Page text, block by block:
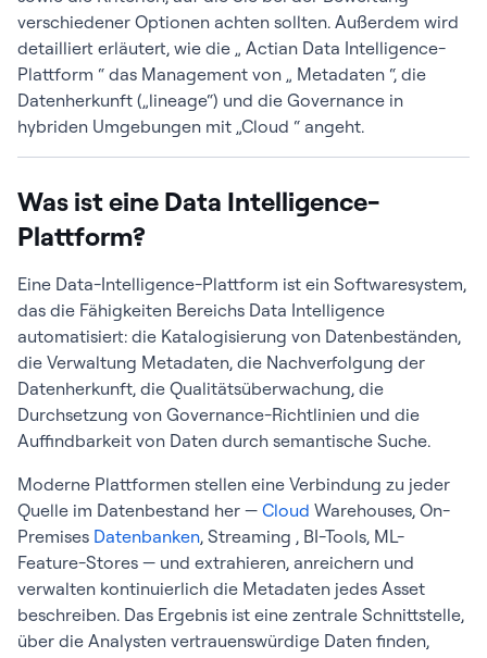
verschiedener Optionen achten sollten. Außerdem wird
detailliert erläutert, wie die „ Actian Data Intelligence-
Plattform “ das Management von „ Metadaten “, die
Datenherkunft („lineage“) und die Governance in
hybriden Umgebungen mit „Cloud “ angeht.
Was ist eine Data Intelligence-
Plattform?
Eine Data-Intelligence-Plattform ist ein Softwaresystem,
das die Fähigkeiten Bereichs Data Intelligence
automatisiert: die Katalogisierung von Datenbeständen,
die Verwaltung Metadaten, die Nachverfolgung der
Datenherkunft, die Qualitätsüberwachung, die
Durchsetzung von Governance-Richtlinien und die
Auffindbarkeit von Daten durch semantische Suche.
Moderne Plattformen stellen eine Verbindung zu jeder
Quelle im Datenbestand her — Cloud Warehouses, On-
Premises Datenbanken, Streaming , BI-Tools, ML-
Feature-Stores — und extrahieren, anreichern und
verwalten kontinuierlich die Metadaten jedes Asset
beschreiben. Das Ergebnis ist eine zentrale Schnittstelle,
über die Analysten vertrauenswürdige Daten finden,